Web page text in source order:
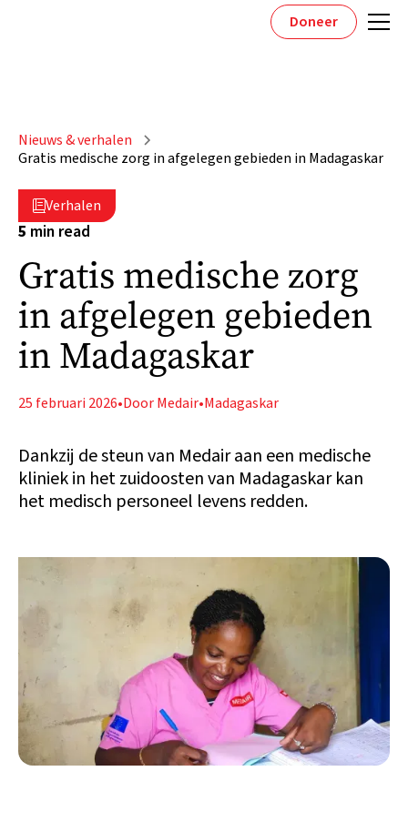
Doneer
Nieuws & verhalen
Gratis medische zorg in afgelegen gebieden in Madagaskar
Verhalen
5 min read
Gratis medische zorg
in afgelegen gebieden
in Madagaskar
25 februari 2026•Door Medair•Madagaskar
Dankzij de steun van Medair aan een medische
kliniek in het zuidoosten van Madagaskar kan
het medisch personeel levens redden.